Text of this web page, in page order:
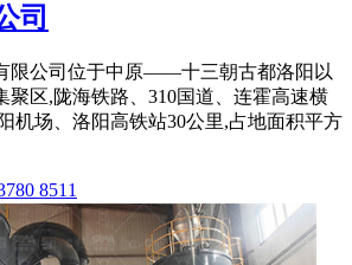
司
限公司位于中原——十三朝古都洛阳以
聚区,陇海铁路、310国道、连霍高速横
机场、洛阳高铁站30公里,占地面积平方
8511